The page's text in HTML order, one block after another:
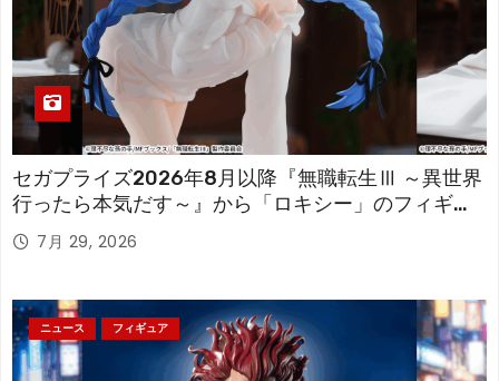
セガプライズ2026年8月以降『無職転生Ⅲ ～異世界
行ったら本気だす～』から「ロキシー」のフィギュ
アが登場！
7月 29, 2026
ニュース フィギュア